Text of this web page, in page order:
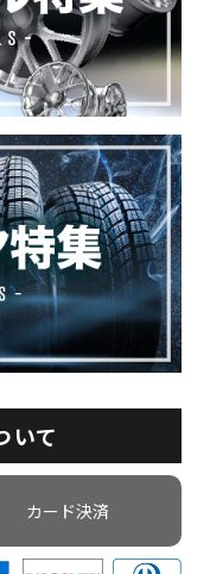
いて
カード決済